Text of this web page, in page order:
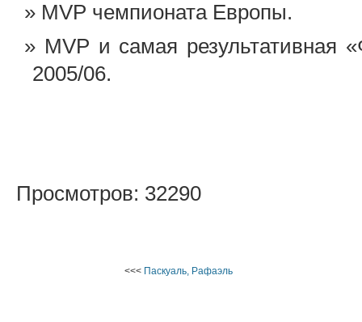
МVP чемпионата Европы.
MVP и самая результативная
2005/06.
Просмотров: 32290
<<< Паскуаль, Рафаэль